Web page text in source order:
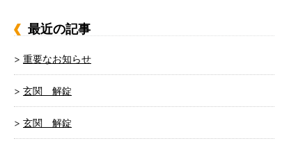
最近の記事
重要なお知らせ
玄関 解錠
玄関 解錠